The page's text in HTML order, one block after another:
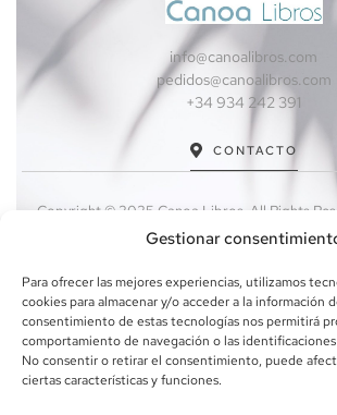
Gestionar
Para ofrecer las mejores experiencias, utilizamos
cookies para almacenar y/o acceder a la información
consentimiento de estas tecnologías nos permitirá
comportamiento de navegación o las
No consentir o retirar el consentimiento, puede
ciertas características y funciones.
info@canoalibros.com
pedidos@canoalibros.com
+34 934 242 391
CONTACTO
Copyright © 2025 Canoa Libros. All Rights
Política de privacidad |Terminos y